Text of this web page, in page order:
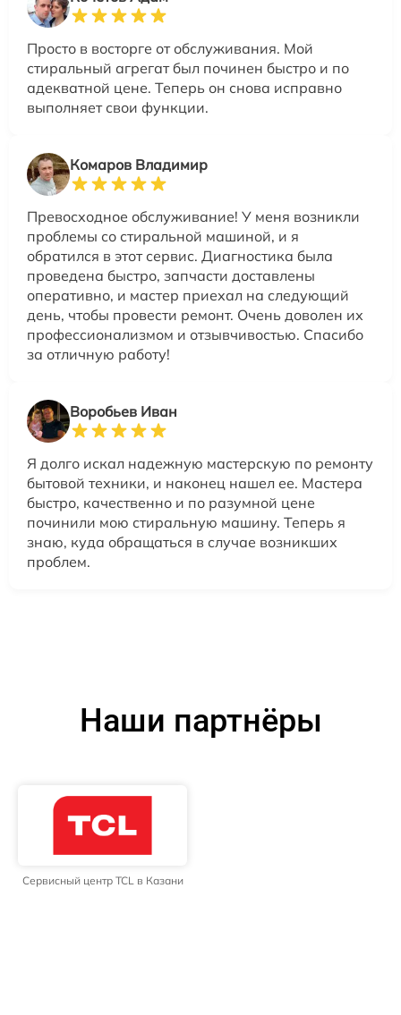
Просто в восторге от обслуживания. Мой
стиральный агрегат был починен быстро и по
адекватной цене. Теперь он снова исправно
выполняет свои функции.
Комаров Владимир
Превосходное обслуживание! У меня возникли
проблемы со стиральной машиной, и я
обратился в этот сервис. Диагностика была
проведена быстро, запчасти доставлены
оперативно, и мастер приехал на следующий
день, чтобы провести ремонт. Очень доволен их
профессионализмом и отзывчивостью. Спасибо
за отличную работу!
Воробьев Иван
Я долго искал надежную мастерскую по ремонту
бытовой техники, и наконец нашел ее. Мастера
быстро, качественно и по разумной цене
починили мою стиральную машину. Теперь я
знаю, куда обращаться в случае возникших
проблем.
Наши партнёры
Сервисный центр TCL в Казани